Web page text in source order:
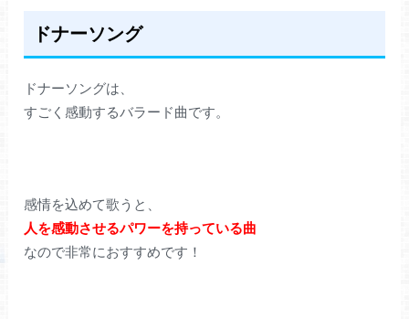
ドナーソング
ドナーソングは、
すごく感動するバラード曲です。
感情を込めて歌うと、
人を感動させるパワーを持っている曲
なので非常におすすめです！